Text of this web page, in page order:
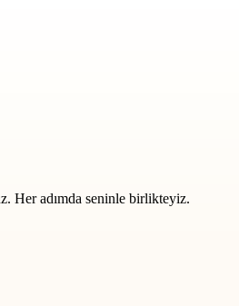
Her adımda seninle birlikteyiz.